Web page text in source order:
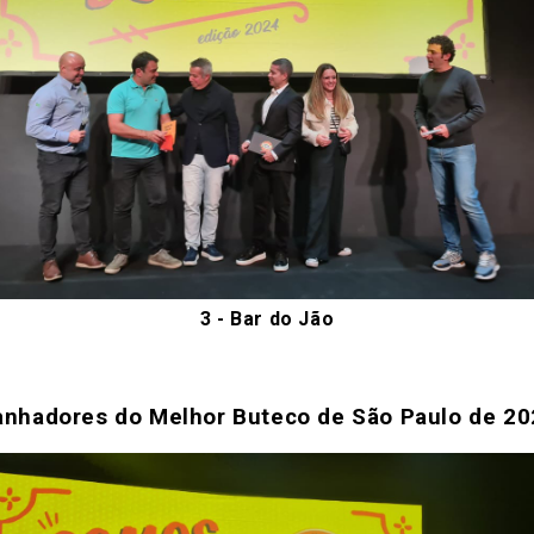
3 - Bar do Jão
do Melhor Buteco de São Paulo de